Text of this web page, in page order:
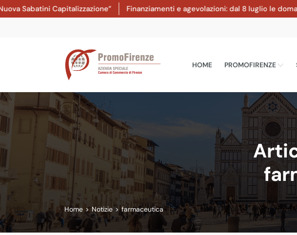
Capitalizzazione” Finanziamenti e agevolazioni: dal 8 luglio le domande
HOME PROMOFIRENZE
Home > Notizie > farmaceutica